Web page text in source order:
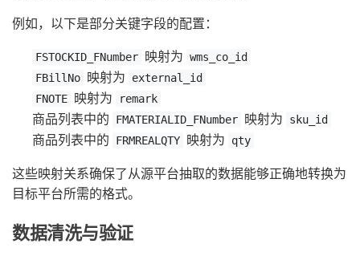
例如，以下是部分关键字段的配置：
FSTOCKID_FNumber 映射为 wms_co_id
FBillNo 映射为
external_id
FNOTE 映射为 remark
商品列表中的 FMATERIALID_FNumber 映射为 sku_id
商品列表中的 FRMREALQTY 映射为 qty
这些映射关系确保了从源平台抽取的数据能够正确地转换为
目标平台所需的格式。
数据清洗与验证